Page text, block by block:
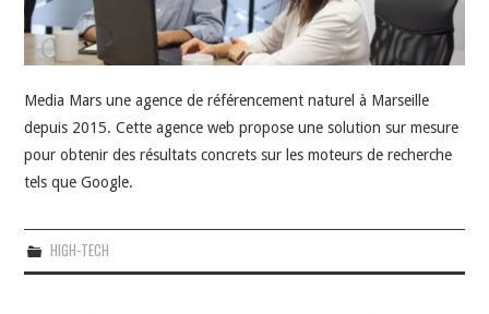
Media Mars une agence de référencement naturel à Marseille
depuis 2015. Cette agence web propose une solution sur mesure
pour obtenir des résultats concrets sur les moteurs de recherche
tels que Google.
HIGH-TECH